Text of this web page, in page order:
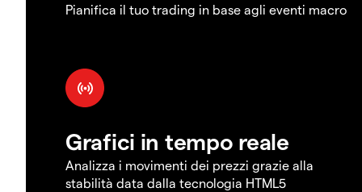
Pianifica il tuo trading in base agli eventi macro
Grafici in tempo reale
Analizza i movimenti dei prezzi grazie alla
stabilità data dalla tecnologia HTML5